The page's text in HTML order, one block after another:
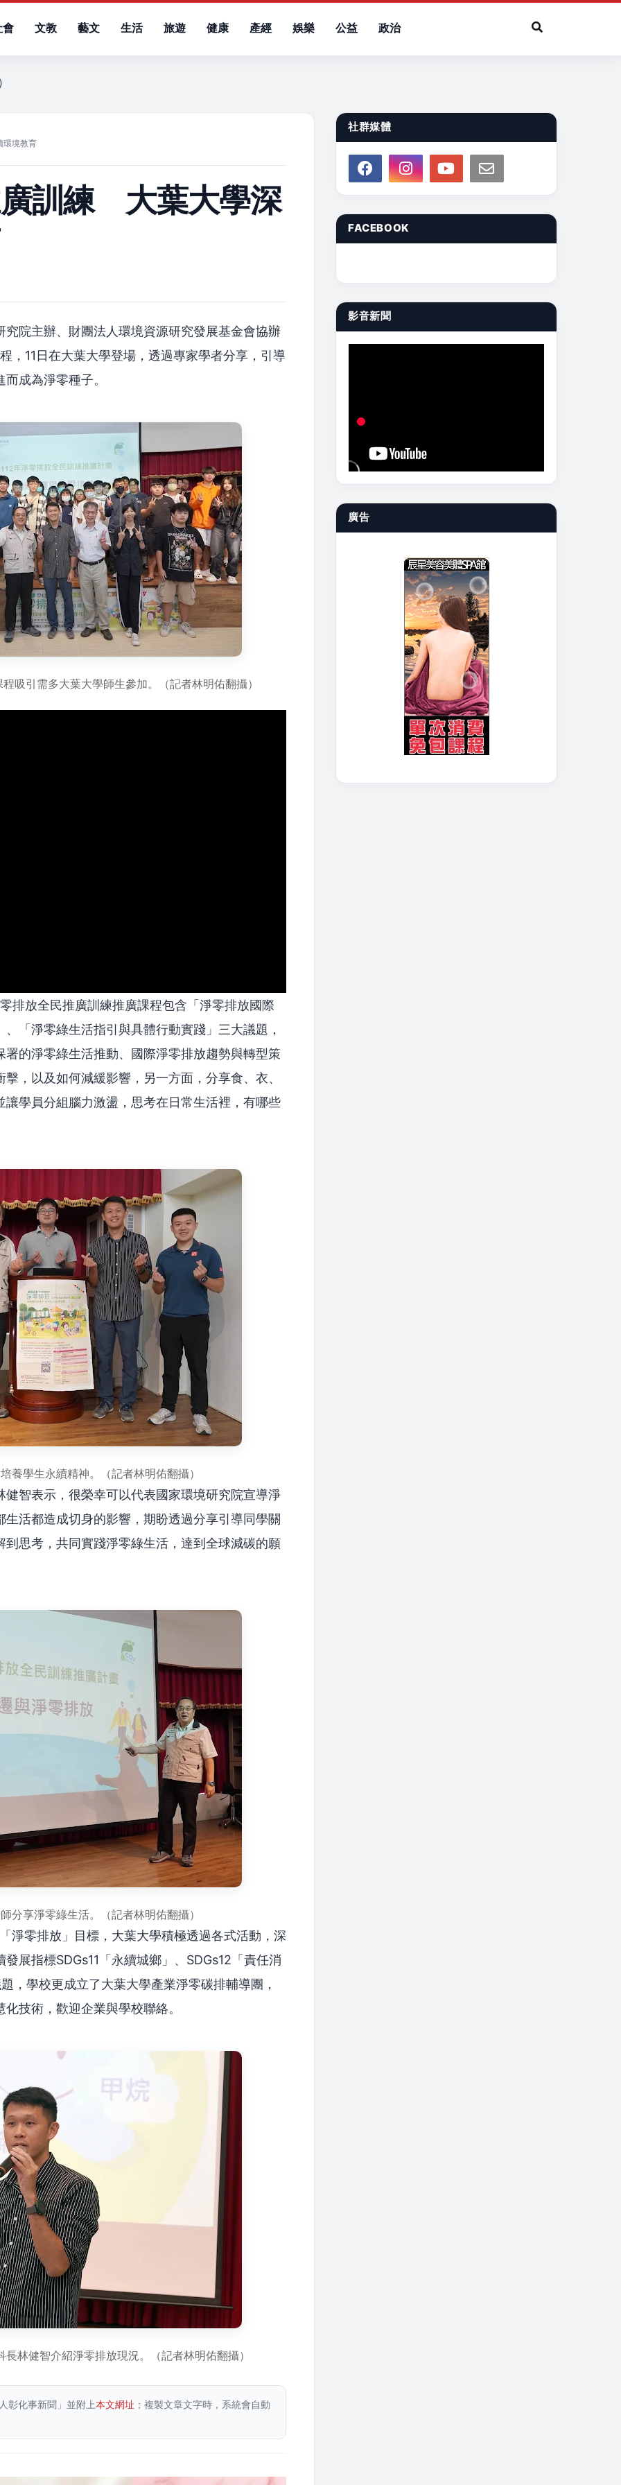
會 文教 藝文 生活 旅遊 健康 產經 娛樂 公益 政治
環境教育
訓練 大葉大學深
院主辦、財團法人環境資源研究發展基金會協辦
，11日在大葉大學登場，透過專家學者分享，引導
成為淨零種子。
吸引需多大葉大學師生參加。（記者林明佑翻攝）
排放全民推廣訓練推廣課程包含「淨零排放國際
「淨零綠生活指引與具體行動實踐」三大議題，
的淨零綠生活推動、國際淨零排放趨勢與轉型策
，以及如何減緩影響，另一方面，分享食、衣、
學員分組腦力激盪，思考在日常生活裡，有哪些
養學生永續精神。（記者林明佑翻攝）
智表示，很榮幸可以代表國家環境研究院宣導淨
活都造成切身的影響，期盼透過分享引導同學關
思考，共同實踐淨零綠生活，達到全球減碳的願
分享淨零綠生活。（記者林明佑翻攝）
淨零排放」目標，大葉大學積極透過各式活動，深
展指標SDGs11「永續城鄉」、SDGs12「責任消
，學校更成立了大葉大學產業淨零碳排輔導團，
技術，歡迎企業與學校聯絡。
林健智介紹淨零排放現況。（記者林明佑翻攝）
彰化事新聞」並附上本文網址 ；複製文章文字時，系統會自動
社群媒體
FACEBOOK
影音新聞
廣告